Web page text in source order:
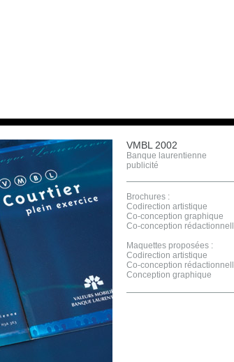
VMBL 2002
Banque laurentienne
publicité
Brochures :
Codirection artistique
Co-conception graphique
Co-conception
Maquettes proposées :
Codirection artistique
Co-conception
Conception graphique